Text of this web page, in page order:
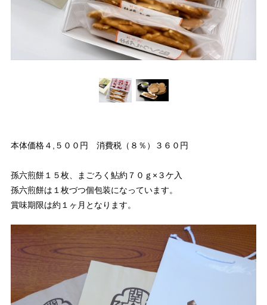
本体価格４,５００円 消費税（８％）３６０円
孫六煎餅１５枚、まごろく鮎約７０ｇ×３ケ入
孫六煎餅は１枚づつ個包装になっています。
賞味期限は約１ヶ月となります。